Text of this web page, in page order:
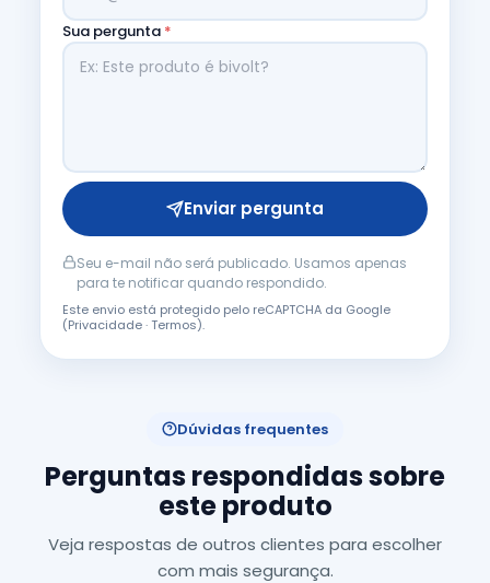
Sua pergunta *
Enviar pergunta
Seu e-mail não será publicado. Usamos apenas
para te notificar quando respondido.
Este envio está protegido pelo reCAPTCHA da Google
(Privacidade·Termos).
Dúvidas frequentes
Perguntas respondidas sobre
este produto
Veja respostas de outros clientes para escolher
com mais segurança.